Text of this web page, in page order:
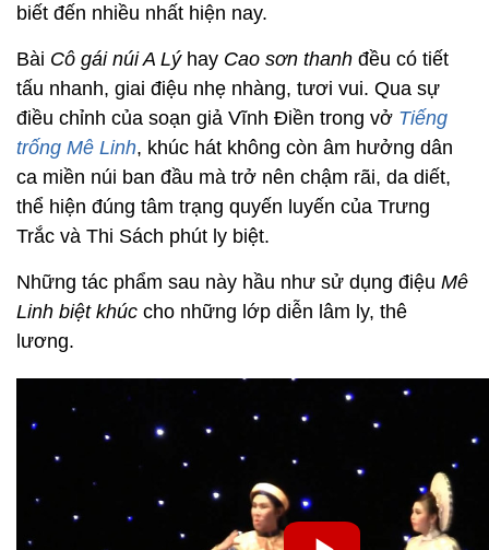
biết đến nhiều nhất hiện nay.
Bài Cô gái núi A Lýhay Cao sơn thanh đều có tiết
tấu nhanh, giai điệu nhẹ nhàng, tươi vui. Qua sự
điều chỉnh của soạn giả Vĩnh Điền trong vở Tiếng
trống Mê Linh, khúc hát không còn âm hưởng dân
ca miền núi ban đầu mà trở nên chậm rãi, da diết,
thể hiện đúng tâm trạng quyến luyến của Trưng
Trắc và Thi Sách phút ly biệt.
Những tác phẩm sau này hầu như sử dụng điệu Mê
Linh biệt khúc cho những lớp diễn lâm ly, thê
lương.